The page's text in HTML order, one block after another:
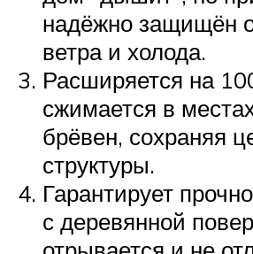
надёжно защищён
ветра и холода.
Расширяется на
сжимается в
брёвен, сохраняя
структуры.
Гарантирует
с деревянной